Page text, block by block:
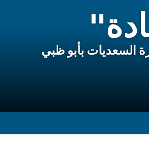
السعديات بأبو ظبي